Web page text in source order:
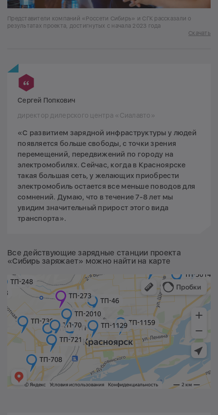
Представители компаний «Россети Сибирь» и СГК рассказали о
результатах проекта, достигнутых с начала 2023 года
Скачать
Сергей Попкович
директор дилерского центра «Сиалавто»
«С развитием зарядной инфраструктуры у людей
появляется больше свободы, с точки зрения
перемещений, передвижений по городу на
электромобилях. Сейчас, когда в Красноярске
такая большая сеть, у желающих приобрести
электромобиль остается все меньше поводов для
сомнений. Думаю, что в течение 7-8 лет мы
увидим значительный прирост этого вида
транспорта».
Все действующие зарядные станции проекта
«Сибирь заряжает» можно найти на карте